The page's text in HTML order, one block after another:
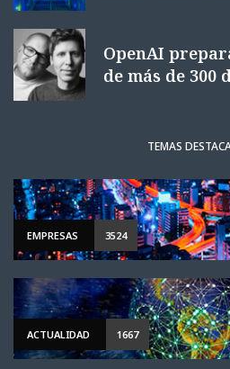
OpenAI
de más de 300
TEMAS
EMPRESAS 3524
ACTUALIDAD 1667